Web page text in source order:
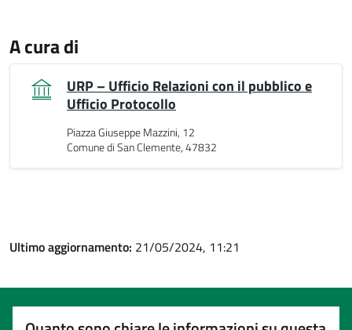
A cura di
URP – Ufficio Relazioni con il pubblico e
Ufficio Protocollo
Piazza Giuseppe Mazzini, 12
Comune di San Clemente, 47832
Ultimo aggiornamento: 21/05/2024, 11:21